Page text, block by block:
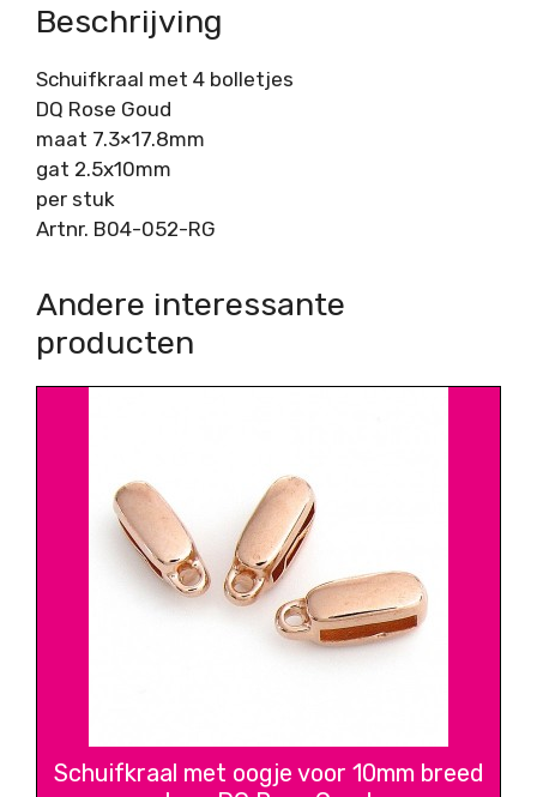
Beschrijving
Schuifkraal met 4 bolletjes
DQ Rose Goud
maat 7.3×17.8mm
gat 2.5x10mm
per stuk
Artnr. B04-052-RG
Andere interessante
producten
Schuifkraal met oogje voor 10mm breed